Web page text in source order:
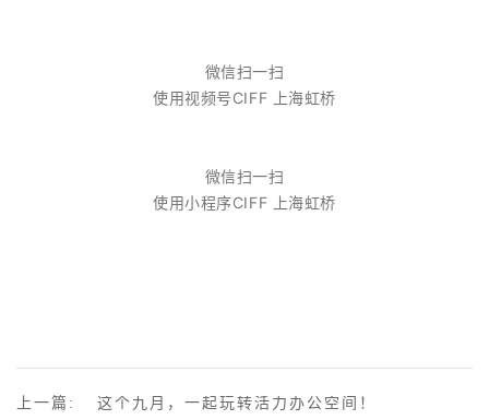
微信扫一扫
使用视频号CIFF 上海虹桥
微信扫一扫
使用小程序CIFF 上海虹桥
上一篇: 这个九月，一起玩转活力办公空间！